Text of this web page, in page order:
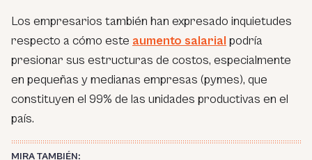
Los empresarios también han expresado inquietudes
respecto a cómo este aumento salarial podría
presionar sus estructuras de costos, especialmente
en pequeñas y medianas empresas (pymes), que
constituyen el 99% de las unidades productivas en el
país.
MIRA TAMBIÉN: